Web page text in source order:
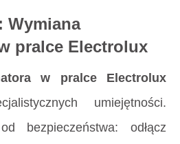
Wymiana
pralce Electrolux
w pralce Electrolux
umiejętności.
bezpieczeństwa: odłącz